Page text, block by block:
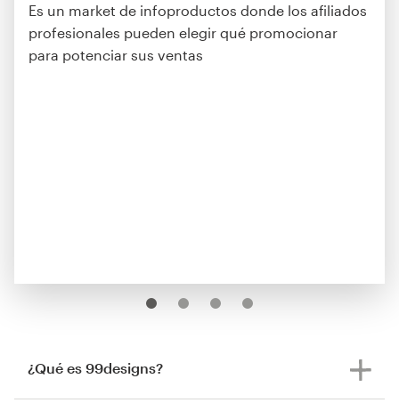
Es un market de infoproductos donde los afiliados
profesionales pueden elegir qué promocionar
para potenciar sus ventas
¿Qué es 99designs?